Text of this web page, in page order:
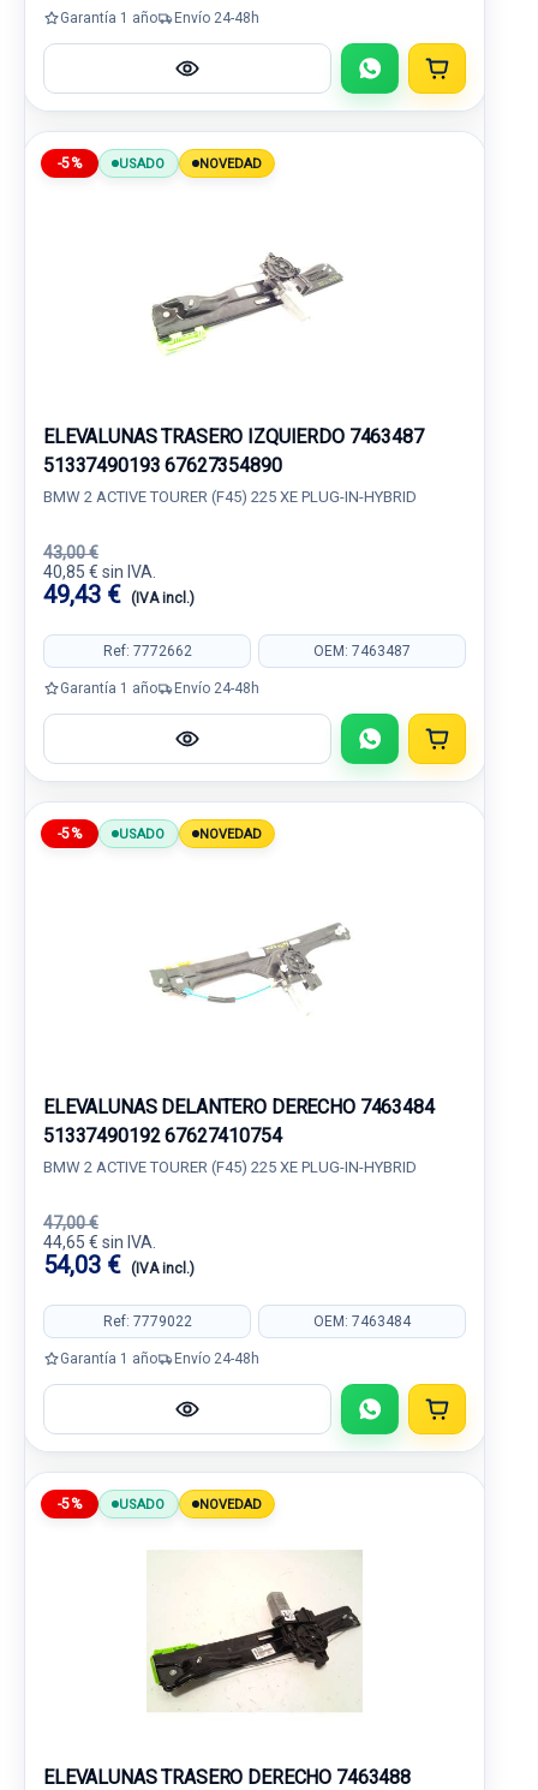
Garantía 1 año Envío 24-48h
-5% USADO NOVEDAD
ELEVALUNAS TRASERO IZQUIERDO 7463487
51337490193 67627354890
BMW 2 ACTIVE TOURER (F45) 225 XE PLUG-IN-HYBRID
43,00 €
40,85 € sin IVA.
49,43 € (IVA incl.)
Ref: 7772662 OEM: 7463487
Garantía 1 año Envío 24-48h
-5% USADO NOVEDAD
ELEVALUNAS DELANTERO DERECHO 7463484
51337490192 67627410754
BMW 2 ACTIVE TOURER (F45) 225 XE PLUG-IN-HYBRID
47,00 €
44,65 € sin IVA.
54,03 € (IVA incl.)
Ref: 7779022 OEM: 7463484
Garantía 1 año Envío 24-48h
-5% USADO NOVEDAD
ELEVALUNAS TRASERO DERECHO 7463488